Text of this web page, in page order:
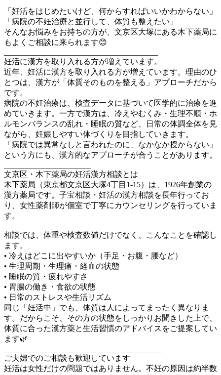
「妊活をはじめたいけど、何からすればいいかわからない」
「病院の不妊治療と並行して、体質も整えたい」
そんなお悩みをお持ちの方が、文京区大塚にある木下薬局に
もよくご相談に来られます😊
妊活に漢方を取り入れる方が増えています。
近年、妊活に漢方を取り入れる方が増えています。理由のひ
とつは、漢方が「体質そのものを整える」アプローチだから
です。
病院の不妊治療は、検査データに基づいて医学的に治療を進
めていきます。一方で漢方は、冷えやむくみ・生理不順・ホ
ルモンバランスの乱れ・睡眠の質など、日常の体調全体を見
ながら、妊娠しやすい体づくりを目指していきます。
「病院では異常なしと言われたのに、なかなか授からない」
という方にも、漢方的なアプローチが合うことがあります。
文京区・木下薬局の妊活漢方相談とは
木下薬局（東京都文京区大塚4丁目1-15）は、1926年創業の
漢方薬局です。子宝相談・妊活の漢方相談を長年行ってお
り、女性薬剤師が個室で丁寧にカウンセリングを行っていま
す。
相談では、体重や検査数値だけでなく、こんなことを確認し
ます。
• 冷えはどこに出やすいか（手足・お腹・腰など）
• 生理周期・生理痛・経血の状態
• 睡眠の質・疲れやすさ
• 胃腸の働き・食欲の状態
• 日常のストレスや生活リズム
同じ「妊活中」でも、体質は人によってまったく異なりま
す。だからこそ、その方の状態をしっかりお聞きした上で、
体質に合った漢方薬と生活習慣のアドバイスをご提案してい
ます🌿
ご夫婦でのご相談も歓迎しています
妊活は女性だけの問題ではありません。不妊の原因は約半数